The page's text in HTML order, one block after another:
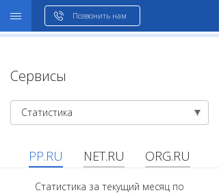
Позвонить нам
Сервисы
Статистика
PP.RU NET.RU ORG.RU
Статистика за текущий месяц по